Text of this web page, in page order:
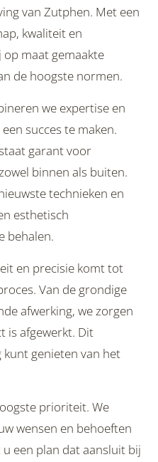
van Zutphen. Met een
kwaliteit en
maat gemaakte
de hoogste normen.
we expertise en
succes te maken.
garant voor
binnen als buiten.
technieken en
esthetisch
behalen.
en precisie komt tot
Van de grondige
afwerking, we zorgen
is afgewerkt. Dit
genieten van het
prioriteit. We
wensen en behoeften
een plan dat aansluit bij